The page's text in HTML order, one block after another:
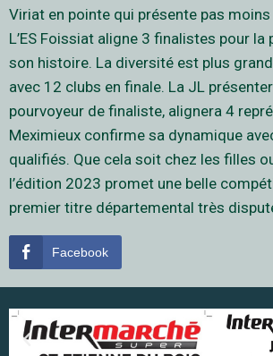
Viriat en pointe qui présente pas
L’ES Foissiat aligne 3 finalistes pour
son histoire. La diversité est plus
avec 12 clubs en finale. La JL
pourvoyeur de finaliste, alignera 4
Meximieux confirme sa dynamique
qualifiés. Que cela soit chez les filles
l’édition 2023 promet une belle
premier titre départemental très
Facebook